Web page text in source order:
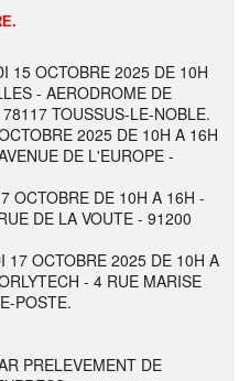
15 OCTOBRE 2025 DE 10H
- AERODROME DE
TOUSSUS-LE-NOBLE.
2025 DE 10H A 16H
DE L'EUROPE -
OCTOBRE DE 10H A 16H -
DE LA VOUTE - 91200
17 OCTOBRE 2025 DE 10H A
- 4 RUE MARISE
POSTE.
PRELEVEMENT DE